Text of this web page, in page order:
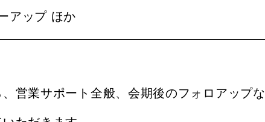
アップ ほか
営業サポート全般、会期後のフォロアップな